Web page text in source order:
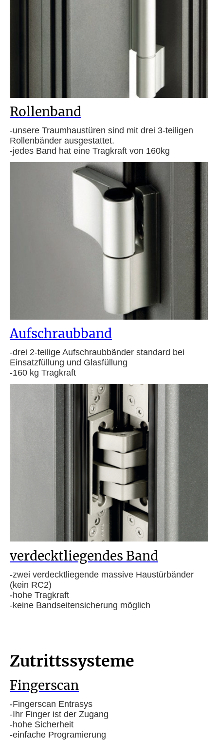
Rollenband
-unsere Traumhaustüren sind mit drei 3-teiligen
Rollenbänder ausgestattet.
-jedes Band hat eine Tragkraft von 160kg
Aufschraubband
-drei 2-teilige Aufschraubbänder standard bei
Einsatzfüllung und Glasfüllung
-160 kg Tragkraft
verdecktliegendes Band
-zwei verdecktliegende massive Haustürbänder
(kein RC2)
-hohe Tragkraft
-keine Bandseitensicherung möglich
Zutrittssysteme
Fingerscan
-Fingerscan Entrasys
-Ihr Finger ist der Zugang
-hohe Sicherheit
-einfache Programierung